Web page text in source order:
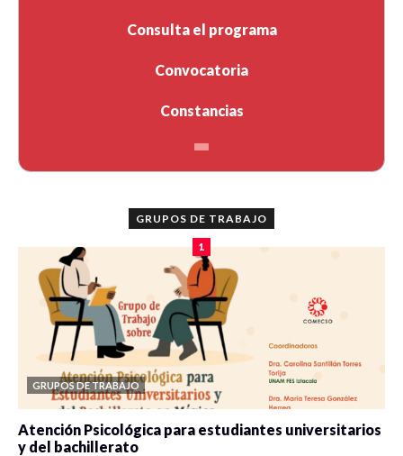
Consulta el programa
Convocatoria
Constancias
GRUPOS DE TRABAJO
1
GRUPOS DE TRABAJO
Atención Psicológica para estudiantes universitarios
y del bachillerato